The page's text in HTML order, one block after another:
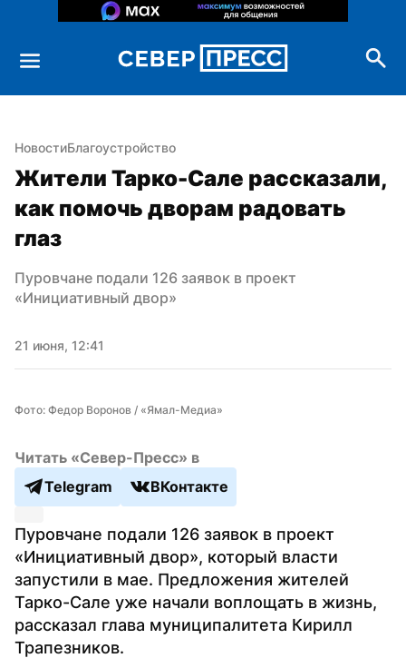
НовостиБлагоустройство
Жители Тарко-Сале рассказали,
как помочь дворам радовать
глаз
Пуровчане подали 126 заявок в проект
«Инициативный двор»
21 июня, 12:41
Фото: Федор Воронов / «Ямал-Медиа»
Читать «Север-Пресс» в
Telegram
ВКонтакте
Пуровчане подали 126 заявок в проект
«Инициативный двор», который власти
запустили в мае. Предложения жителей
Тарко-Сале уже начали воплощать в жизнь,
рассказал глава муниципалитета Кирилл
Трапезников.